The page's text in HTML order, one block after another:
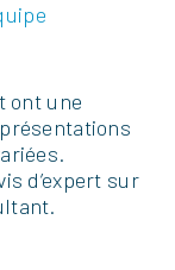
ont une
d’expert sur